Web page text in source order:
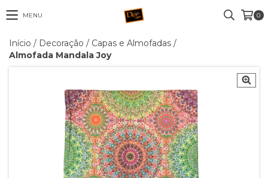
MENU 0
Início / Decoração / Capas e Almofadas /
Almofada Mandala Joy